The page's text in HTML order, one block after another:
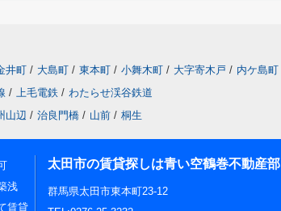
井町 / 大島町 / 東本町 / 小舞木町 / 大字寄木戸 / 内ケ島町
/ 上毛電鉄 / わたらせ渓谷鉄道
山辺 / 治良門橋 / 山前 / 桐生
浅
賃貸
太田市の賃貸探しは青い空鶴巻不動産部
群馬県太田市東本町23-12